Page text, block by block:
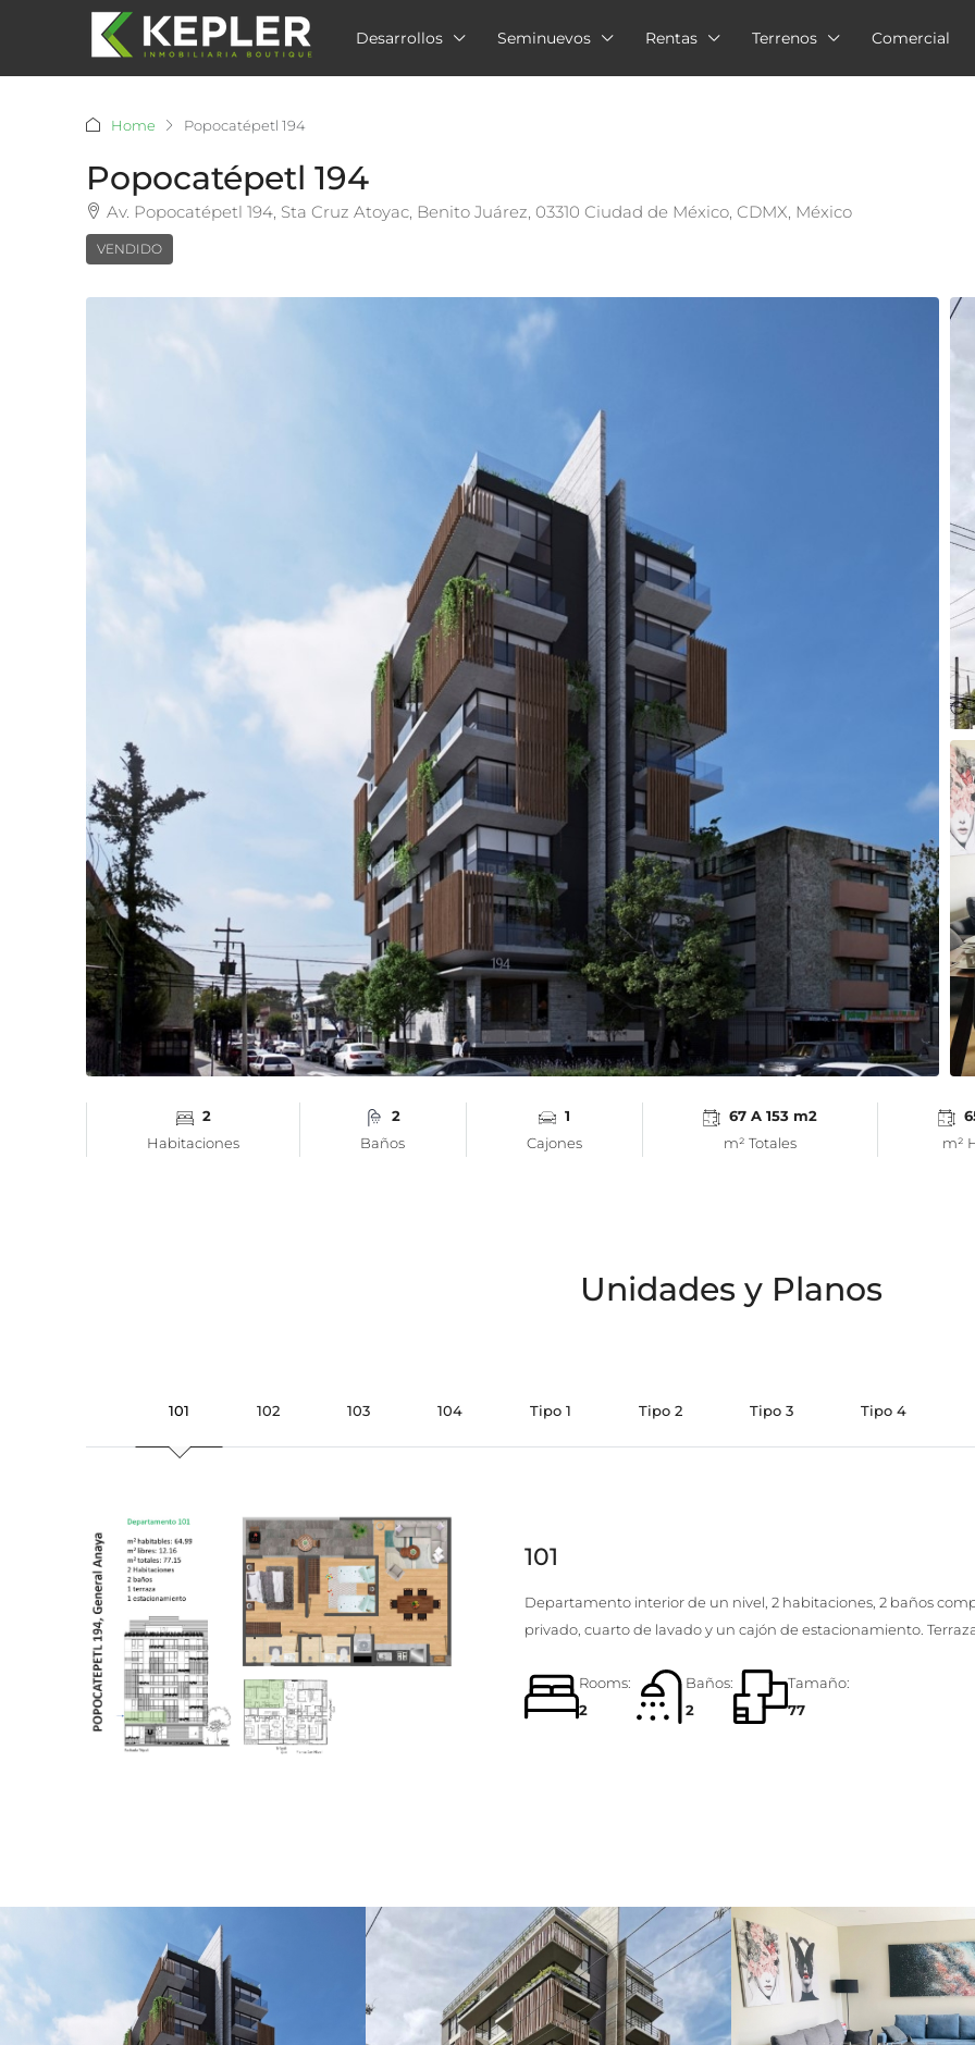
Desarrollos Seminuevos Rentas Terrenos Comercial
Home Popocatépetl 194
Popocatépetl 194
Av. Popocatépetl 194, Sta Cruz Atoyac, Benito Juárez, 03310 Ciudad de México, CDMX, México
VENDIDO
2
Habitaciones
2
Baños
1
Cajones
67 A 153 m2
m² Totales
m²
Unidades y Planos
101 102 103 104 Tipo 1 Tipo 2 Tipo 3 Tipo 4
101
Departamento interior de un nivel, 2 habitaciones, 2 baños
privado, cuarto de lavado y un cajón de estacionamiento.
Rooms:
2
Baños:
2
Tamaño:
77